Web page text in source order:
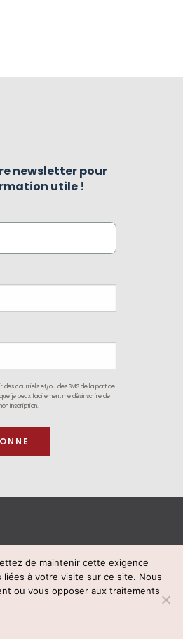
newsletter pour
utile !
courriels et/ou des SMS de la part de
que je peux facilement me désinscrire de
inscription.
de maintenir cette exigence
à votre visite sur ce site. Nous
ou vous opposer aux traitements